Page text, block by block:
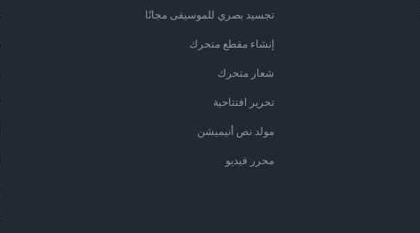
تجسيد بصري للموسيقى مجانًا
إنشاء مقطع متحرك
شعار متحرك
تحرير افتتاحية
مولد نص أنيميشن
محرر فيديو